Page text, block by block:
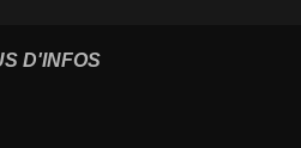
D'INFOS